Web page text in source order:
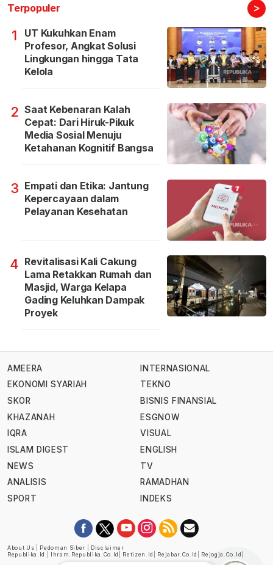
Terpopuler >
1
UT Kukuhkan Enam
Profesor, Angkat Solusi
Lingkungan hingga Tata
Kelola
2 Saat Kebenaran Kalah
Cepat: Dari Hiruk-Pikuk
Media Sosial Menuju
Ketahanan Kognitif Bangsa
3 Empati dan Etika: Jantung
Kepercayaan dalam
Pelayanan Kesehatan
4 Revitalisasi Kali Cakung
Lama Retakkan Rumah dan
Masjid, Warga Kelapa
Gading Keluhkan Dampak
Proyek
AMEERA
EKONOMI SYARIAH
SKOR
KHAZANAH
IQRA
ISLAM DIGEST
NEWS
ANALISIS
SPORT
INTERNASIONAL
TEKNO
BISNIS FINANSIAL
ESGNOW
VISUAL
ENGLISH
TV
RAMADHAN
INDEKS
About Us Pedoman Siber
Disclaimer
Republika.id
Ihram.republika.co.id Retizen.id Rejabar.co.id Rejogja.co.id